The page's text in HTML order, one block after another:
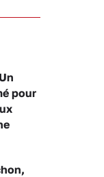
pour